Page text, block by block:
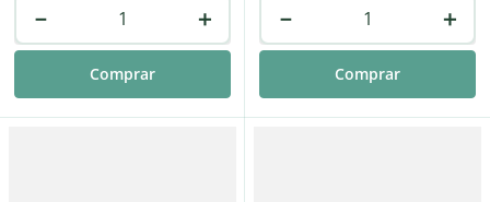
＋
－
Comprar
＋
－
Comprar